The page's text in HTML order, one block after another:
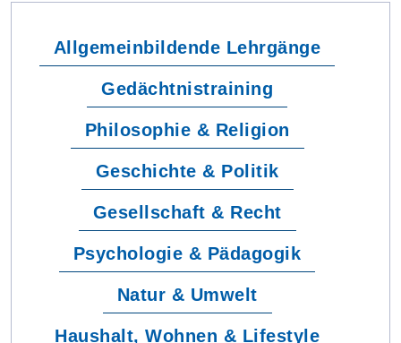
Allgemeinbildende Lehrgänge
Gedächtnistraining
Philosophie & Religion
Geschichte & Politik
Gesellschaft & Recht
Psychologie & Pädagogik
Natur & Umwelt
Haushalt, Wohnen & Lifestyle